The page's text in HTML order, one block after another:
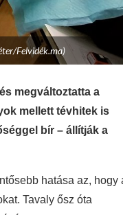
Felvidék.ma)
megváltoztatta a
mellett tévhitek is
bír – állítják a
hatása az, hogy
Tavaly ősz óta